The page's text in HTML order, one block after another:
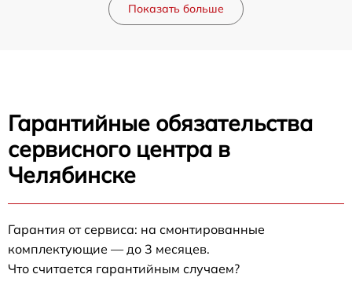
Показать больше
Гарантийные обязательства
сервисного центра в
Челябинске
Гарантия от сервиса: на смонтированные
комплектующие — до 3 месяцев.
Что считается гарантийным случаем?